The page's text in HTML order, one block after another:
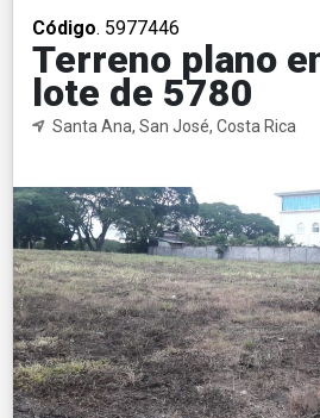
Código. 5977446
Terreno plano
lote de 5780
Santa Ana, San José, Costa Rica